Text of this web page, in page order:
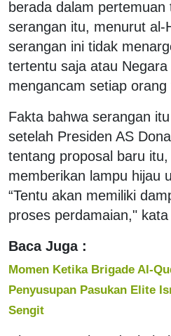
berada dalam
serangan itu, menurut al-
serangan ini tidak
tertentu saja atau
mengancam setiap
Fakta bahwa serangan
setelah Presiden AS
tentang proposal baru
memberikan lampu hijau
“Tentu akan memiliki
proses perdamaian,"
Baca Juga :
Momen Ketika Brigade Al-
Penyusupan Pasukan Elite
Sengit